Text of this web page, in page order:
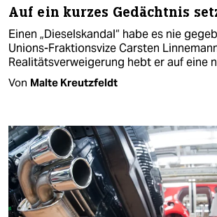
Auf ein kurzes Gedächtnis
Einen „Dieselskandal“ habe es nie
Unions-Fraktionsvize Carsten
Realitätsverweigerung hebt er auf eine
Von Malte Kreutzfeldt